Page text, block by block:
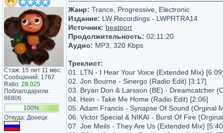
Стаж: 15 лет 11 мес.
Сообщений: 1767
Ratio: 28.025
Поблагодарили:
86806
100%
Откуда: Донецк
Жанр: Trance, Progressive, Electronic
Издание: LW Recordings - LWPRTRA14
Источник: beatport
Продолжительность: 02:11:20
Аудио: MP3, 320 Kbps
Треклист:
01. LTN - I Hear Your Voice (Extended Mix)
02. Jon Bourne - Sinergo (Radio Edit) [3:17]
03. Bryan Don & Larsson (BE) - Dreamcatcher
04. Hein - Take Me Home (Radio Edit) [2:06]
05. Adam Francis - Synapse Of Sound (Orginal
06. Victor Special & NIKAI - Burst Of Fire
07. Joe Meils - They Are Us (Extended Mix)